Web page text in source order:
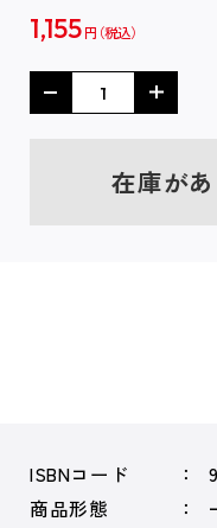
1,155 円
在庫が
ISBNコード
商品形態